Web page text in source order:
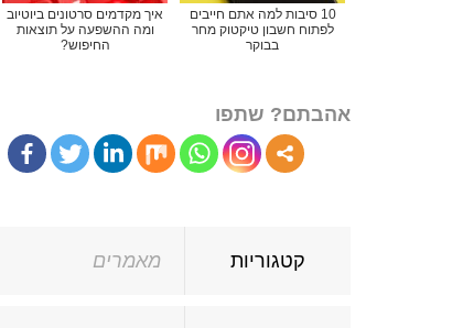
10 סיבות למה אתם חייבים
לפתוח חשבון טיקטוק מחר
בבוקר
איך מקדמים סרטונים ביוטיוב
ומה ההשפעה על תוצאות
החיפוש?
אהבתם? שתפו
קטגוריות מאמרים